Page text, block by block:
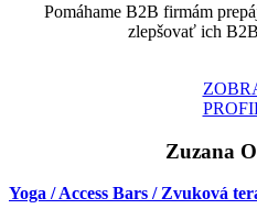
Pomáhame B2B firmám
zlepšovať ich
Zuzana
Yoga / Access Bars / Zvuková